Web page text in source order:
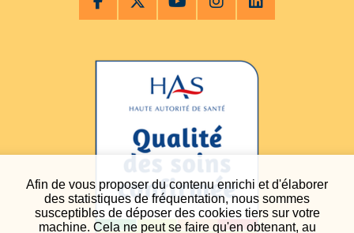
Afin de vous proposer du contenu enrichi et d'élaborer
des statistiques de fréquentation, nous sommes
susceptibles de déposer des cookies tiers sur votre
machine. Cela ne peut se faire qu'en obtenant, au